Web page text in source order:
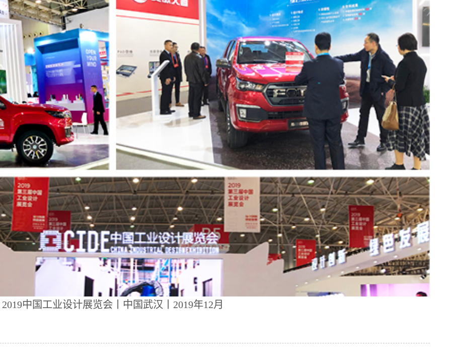
2019中国工业设计展览会丨中国武汉丨2019年12月